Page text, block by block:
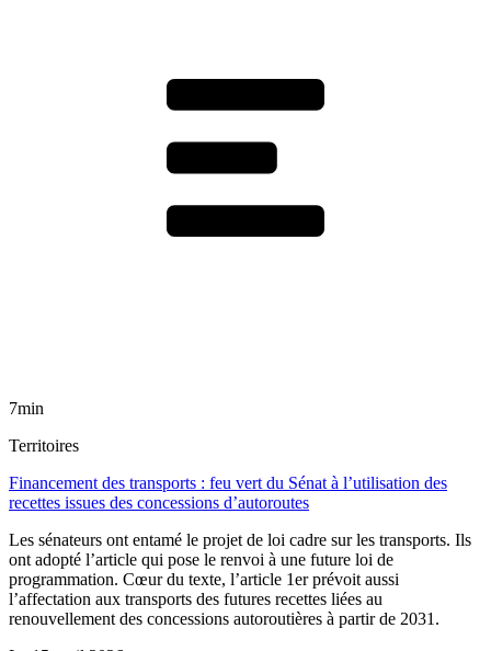
7min
Territoires
Financement des transports : feu vert du Sénat à l’utilisation des
recettes issues des concessions d’autoroutes
Les sénateurs ont entamé le projet de loi cadre sur les transports. Ils
ont adopté l’article qui pose le renvoi à une future loi de
programmation. Cœur du texte, l’article 1er prévoit aussi
l’affectation aux transports des futures recettes liées au
renouvellement des concessions autoroutières à partir de 2031.